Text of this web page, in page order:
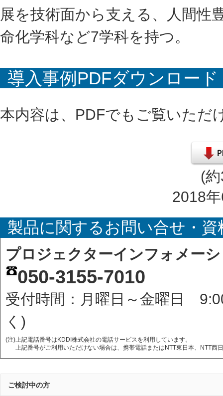
展を技術面から支える、人間性
命化学科など7学科を持つ。
導入事例PDFダウンロード
本内容は、PDFでもご覧いただ
(
2018
製品に関するお問い合せ・資
プロジェクターインフォメー
050-3155-7010
受付時間：月曜日～金曜日
く)
(注)上記電話番号はKDDI株式会社の電話サービスを利用しています。
上記番号がご利用いただけない場合は、携帯電話またはNTT東日本、NTT
ご検討中の方